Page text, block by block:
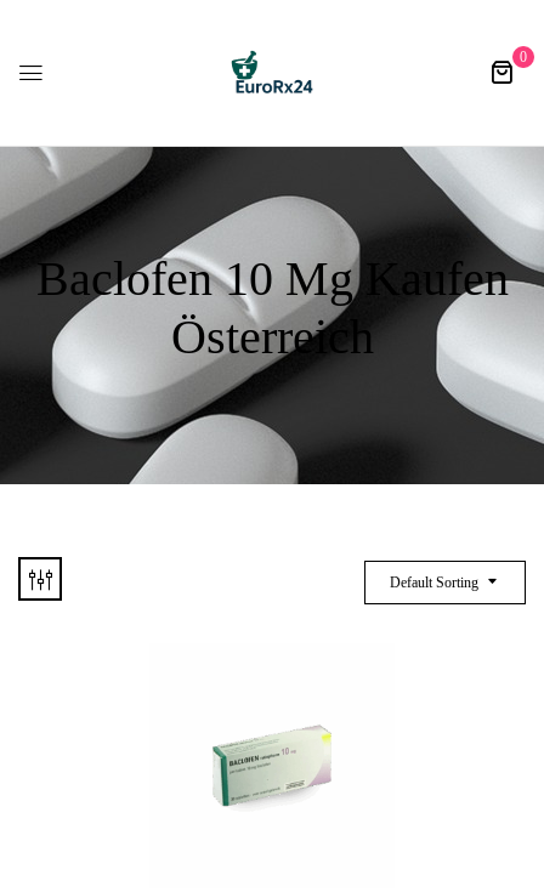
0
Baclofen 10 Mg Kaufen
Österreich
Default Sorting